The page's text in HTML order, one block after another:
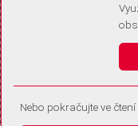
Vaše souhlasy a
vás už příště znovu
Nebo pokračujte ve